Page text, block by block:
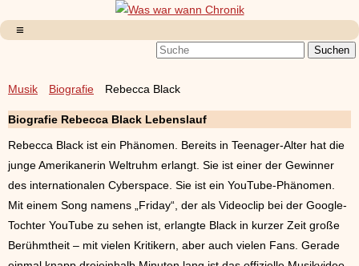
Musik Biografie Rebecca Black
Biografie Rebecca Black Lebenslauf
Rebecca Black ist ein Phänomen. Bereits in Teenager-Alter hat die
junge Amerikanerin Weltruhm erlangt. Sie ist einer der Gewinner
des internationalen Cyberspace. Sie ist ein YouTube-Phänomen.
Mit einem Song namens „Friday“, der als Videoclip bei der Google-
Tochter YouTube zu sehen ist, erlangte Black in kurzer Zeit große
Berühmtheit – mit vielen Kritikern, aber auch vielen Fans. Gerade